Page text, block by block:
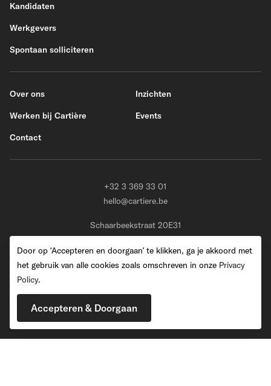
Kandidaten
Werkgevers
Spontaan solliciteren
Over ons
Werken bij Cartière
Contact
Inzichten
Events
+32 3 369 33 01
hello@cartiere.be
Schaarbeekstraat 20E31
BE-9120 Melsele (Beveren)
2026 Cartiere. All Rights Reserved
Door op ‘Accepteren en doorgaan’ te klikken, ga je akkoord met
het gebruik van alle cookies zoals omschreven in onze Privacy
Policy.
Accepteren & Doorgaan